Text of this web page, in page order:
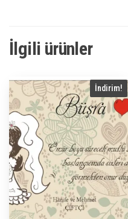
İlgili ürünler
İndirim!